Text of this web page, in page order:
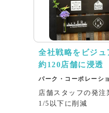
全社戦略をビジュ
約120店舗に浸透
パーク・コーポレーシ
店舗スタッフの発注
1/5以下に削減